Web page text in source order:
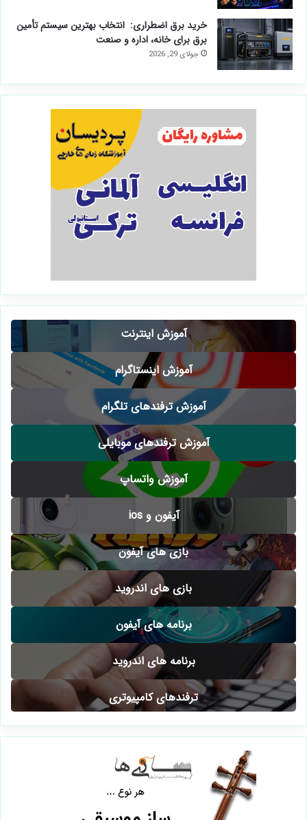
خرید برق اضطراری: انتخاب بهترین سیستم تأمین
برق برای خانه، اداره و صنعت
جولای 29, 2026
آموزش اینترنت
آموزش اینستاگرام
آموزش ترفندهای تلگرام
آموزش ترفندهای موبایلی
آموزش واتساپ
آیفون و ios
بازی های آیفون
بازی های اندروید
برنامه های آیفون
برنامه های اندروید
ترفندهای کامپیوتری